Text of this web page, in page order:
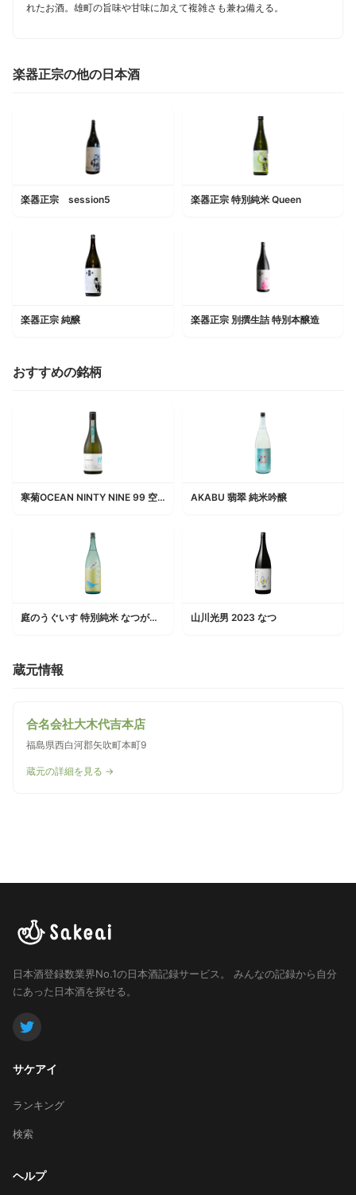
れたお酒。雄町の旨味や甘味に加えて複雑さも兼ね備える。
楽器正宗の他の日本酒
楽器正宗 session5 楽器正宗 特別純米 Queen
楽器正宗 純醸 楽器正宗 別撰生詰 特別本醸造
おすすめの銘柄
寒菊OCEAN NINTY NINE 99 空海 Inflight 無濾過一度火入原酒 AKABU 翡翠 純米吟醸
庭のうぐいす 特別純米 なつがこい 山川光男 2023 なつ
蔵元情報
合名会社大木代吉本店
福島県西白河郡矢吹町本町9
蔵元の詳細を見る →
日本酒登録数業界No.1の日本酒記録サービス。
みんなの記録から自分
にあった日本酒を探せる。
サケアイ
ランキング
検索
ヘルプ